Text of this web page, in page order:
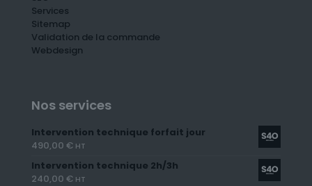
Services
Sitemap
Validation de la commande
Webdesign
Nos services
Intervention technique forfait jour
490,00 € HT
Intervention technique 2h/3h
240,00 € HT